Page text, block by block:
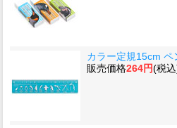
カラー定規15cm ペ
販売価格264円(税